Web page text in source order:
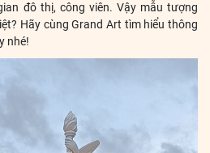
đô thị, công viên. Vậy mẫu tượng
Hãy cùng Grand Art tìm hiểu thông
nhé!